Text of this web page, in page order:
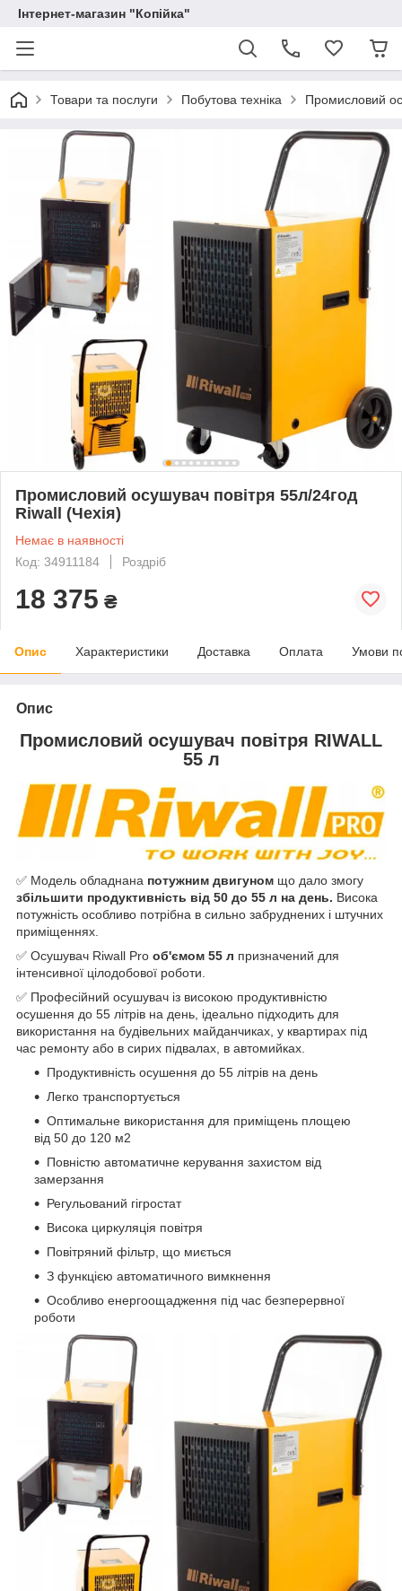
Інтернет-магазин "Копійка"
Товари та послуги Побутова техніка Промисловий
Промисловий осушувач повітря 55л/24год
Riwall (Чехія)
Немає в наявності
Код: 34911184
Роздріб
18 375 ₴
Опис Характеристики Доставка Оплата Умови
Опис
Промисловий осушувач повітря RIWALL
55 л
✅ Модель обладнана потужним двигуном що дало змогу
збільшити продуктивність від 50 до 55 л на день. Висока
потужність особливо потрібна в сильно забруднених і штучних
приміщеннях.
✅ Осушувач Riwall Pro об'ємом 55 л призначений для
інтенсивної цілодобової роботи.
✅ Професійний осушувач із високою продуктивністю
осушення до 55 літрів на день, ідеально підходить для
використання на будівельних майданчиках, у квартирах під
час ремонту або в сирих підвалах, в автомийках.
Продуктивність осушення до 55 літрів на день
Легко транспортується
Оптимальне використання для приміщень площею
від 50 до 120 м2
Повністю автоматичне керування захистом від
замерзання
Регульований гігростат
Висока циркуляція повітря
Повітряний фільтр, що миється
З функцією автоматичного вимкнення
Особливо енергоощадження під час безперервної
роботи